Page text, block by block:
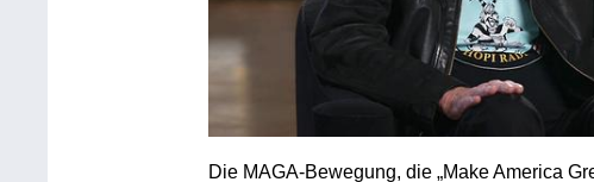
Die MAGA-Bewegung, die „Make America